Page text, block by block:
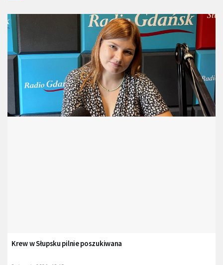
Krew w Słupsku pilnie poszukiwana